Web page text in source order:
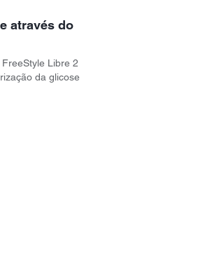
através do
Libre 2
da glicose